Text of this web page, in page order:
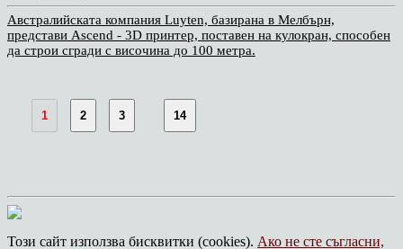
Австралийската компания Luyten, базирана в Мелбърн,
представи Ascend - 3D принтер, поставен на кулокран, способен
да строи сгради с височина до 100 метра.
1 2 3 14
Този сайт използва бисквитки (cookies). Ако не сте съгласни,